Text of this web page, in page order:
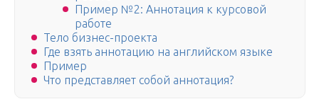
Пример №2: Аннотация к курсовой
работе
Тело бизнес-проекта
Где взять аннотацию на английском языке
Пример
Что представляет собой аннотация?